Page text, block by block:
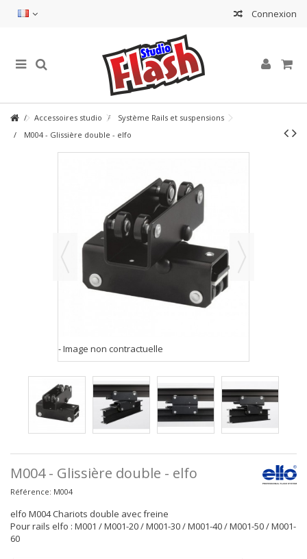
Connexion
Accessoires studio
Système Rails et suspensions
M004 - Glissière double - elfo
- Image non contractuelle
M004 - Glissière double - elfo
Référence: M004
elfo M004 Chariots double avec freine
Pour rails elfo : M001 / M001-20 / M001-30 / M001-40 / M001-50 / M001-
60